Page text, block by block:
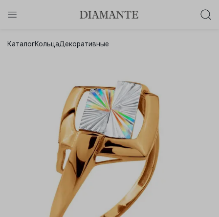
Осталось:
Хочу!
КаталогКольцаДекоративные